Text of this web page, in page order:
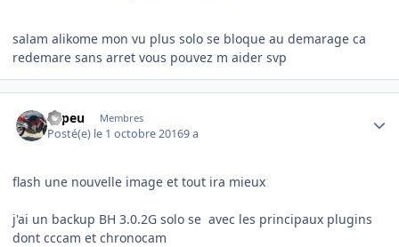
salam alikome mon vu plus solo se bloque au demarage ca
redemare sans arret vous pouvez m aider svp
chpeu Membres
Posté(e) le 1 octobre 20169 a
flash une nouvelle image et tout ira mieux
j'ai un backup BH 3.0.2G solo se avec les principaux plugins
dont cccam et chronocam